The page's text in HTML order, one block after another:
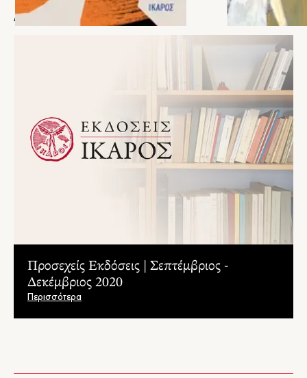
ενδοσκόπηση και προβολή του φαινομένου της ζωής. Δεν
πρόκειται για «σκηνοθεσίες», «επινοήσεις», «ευρήματα»,
2014).
ΑΡΘΡΑ
Προσεχείς Εκδόσεις | Σεπτέμβριος -
Δεκέμβριος 2020
Περισσότερα